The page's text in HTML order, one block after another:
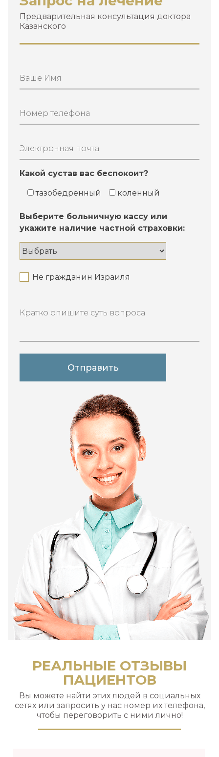
Предварительная консультация доктора
Казанского
Ваше Имя
Номер телефона
Электронная почта
Какой сустав вас беспокоит?
тазобедренный коленный
Выберите больничную кассу или
укажите наличие частной страховки:
Не гражданин Израиля
Кратко опишите суть вопроса
РЕАЛЬНЫЕ ОТЗЫВЫ
ПАЦИЕНТОВ
Вы можете найти этих людей в социальных
сетях или запросить у нас номер их телефона,
чтобы переговорить с ними лично!